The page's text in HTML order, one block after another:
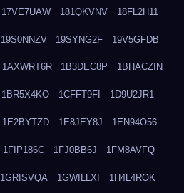
17VE7UAW 181QKVNV 18FL2H11
19S0NNZV 19SYNG2F 19V5GFDB
1AXWRT6R 1B3DEC8P 1BHACZIN
1BR5X4KO 1CFFT9FI 1D9U2JR1
1E2BYTZD 1E8JEY8J 1EN94O56
1FIP186C 1FJ0BB6J 1FM8AVFQ
1GRISVQA 1GWILLXI 1H4L4ROK